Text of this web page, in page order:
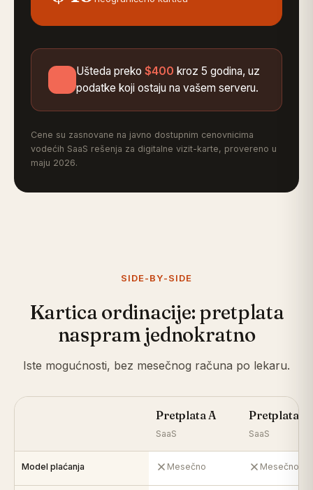
Ušteda preko $400 kroz 5 godina, uz
podatke koji ostaju na vašem serveru.
Cene su zasnovane na javno dostupnim cenovnicima
vodećih SaaS rešenja za digitalne vizit-karte, provereno u
maju 2026.
SIDE-BY-SIDE
Kartica ordinacije: pretplata
naspram jednokratno
Iste mogućnosti, bez mesečnog računa po lekaru.
Pretplata A
SaaS
Pretplata B
SaaS
Model plaćanja Mesečno Mesečno